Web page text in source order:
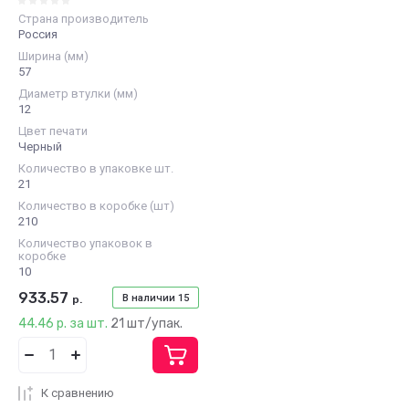
Страна производитель
Россия
Ширина (мм)
57
Диаметр втулки (мм)
12
Цвет печати
Черный
Количество в упаковке шт.
21
Количество в коробке (шт)
210
Количество упаковок в
коробке
10
В наличии 15
933.57 р.
44.46 р. за шт. 21 шт/упак.
К сравнению